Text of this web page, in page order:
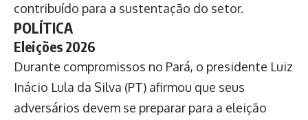
contribuído para a sustentação do setor.
POLÍTICA
Eleições 2026
Durante compromissos no Pará, o presidente Luiz
Inácio Lula da Silva (PT) afirmou que seus
adversários devem se preparar para a eleição